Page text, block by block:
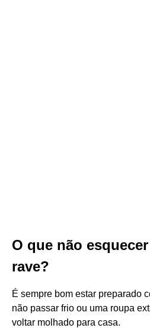
O que não
rave?
É sempre bom estar preparado
não passar frio ou uma roupa
voltar molhado para casa.